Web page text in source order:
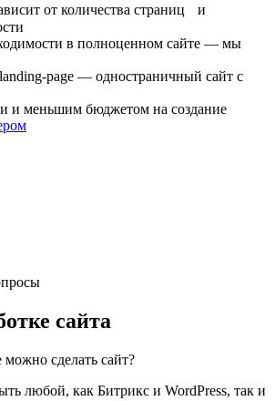
от количества страниц и
в полноценном сайте — мы
landing-page — одностраничный сайт с
и меньшим бюджетом на создание
сайта
сделать сайт?
любой, как Битрикс и WordPress, так и